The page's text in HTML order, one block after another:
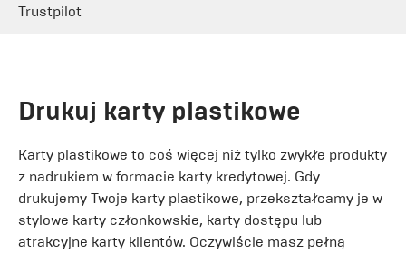
Trustpilot
Drukuj karty plastikowe
Karty plastikowe to coś więcej niż tylko zwykłe produkty
z nadrukiem w formacie karty kredytowej. Gdy
drukujemy Twoje karty plastikowe, przekształcamy je w
stylowe karty członkowskie, karty dostępu lub
atrakcyjne karty klientów. Oczywiście masz pełną